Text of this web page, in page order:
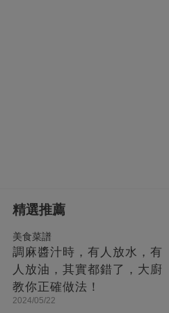
精選推薦
美食菜譜
調麻醬汁時，有人放水，有
人放油，其實都錯了，大廚
教你正確做法！
2024/05/22